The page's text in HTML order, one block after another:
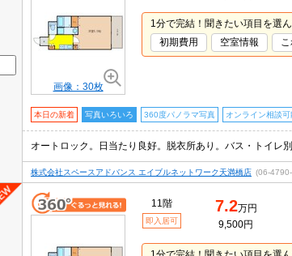
画像：30枚
1分で完結！聞きたい項目を選
初期費用
空室情報
本日の新着 写真いろいろ 360度パノラマ写真 オンライン相談可
株式会社スペースアドバンス エイブルネットワーク天満橋店 (06-
11階
即入居可
7.2万円
9,500円